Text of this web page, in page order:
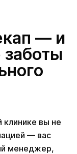
— и
заботы
вы не
— вас
менеджер,